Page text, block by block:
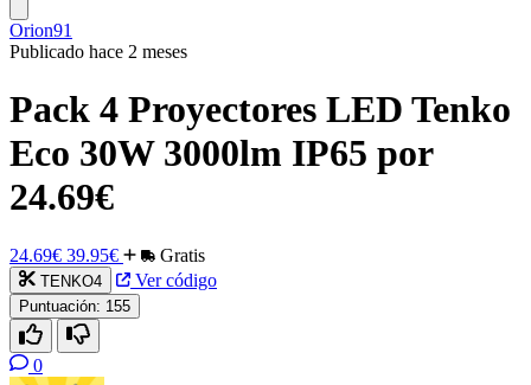
Orion91
Publicado hace 2 meses
Pack 4 Proyectores LED Tenko
Eco 30W 3000lm IP65 por
24.69€
24.69€ 39.95€ Gratis
TENKO4 Ver código
Puntuación: 155
0